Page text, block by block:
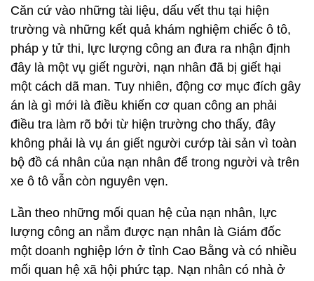
Căn cứ vào những tài liệu, dấu vết thu tại hiện
trường và những kết quả khám nghiệm chiếc ô tô,
pháp y tử thi, lực lượng công an đưa ra nhận định
đây là một vụ giết người, nạn nhân đã bị giết hại
một cách dã man. Tuy nhiên, động cơ mục đích gây
án là gì mới là điều khiến cơ quan công an phải
điều tra làm rõ bởi từ hiện trường cho thấy, đây
không phải là vụ án giết người cướp tài sản vì toàn
bộ đồ cá nhân của nạn nhân để trong người và trên
xe ô tô vẫn còn nguyên vẹn.
Lần theo những mối quan hệ của nạn nhân, lực
lượng công an nắm được nạn nhân là Giám đốc
một doanh nghiệp lớn ở tỉnh Cao Bằng và có nhiều
mối quan hệ xã hội phức tạp. Nạn nhân có nhà ở